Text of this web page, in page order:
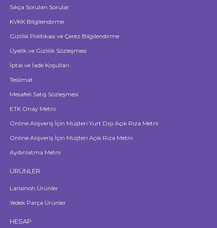
Sıkça Sorulan Sorular
KVKK Bilgilendirme
Gizlilik Politikası ve Çerez Bilgilendirme
Üyelik ve Gizlilik Sözleşmesi
İptal ve İade Koşulları
Teslimat
Mesafeli Satış Sözleşmesi
ETK Onay Metni
Online Alışveriş İçin Müşteri Yurt Dışı Açık Rıza Metni
Online Alışveriş İçin Müşteri Açık Rıza Metni
Aydınlatma Metni
ÜRÜNLER
Lansinoh Ürünler
Yedek Parça Ürünler
HESAP